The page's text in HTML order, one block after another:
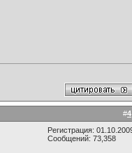
#4
Регистрация:
Сообщений: 73,358